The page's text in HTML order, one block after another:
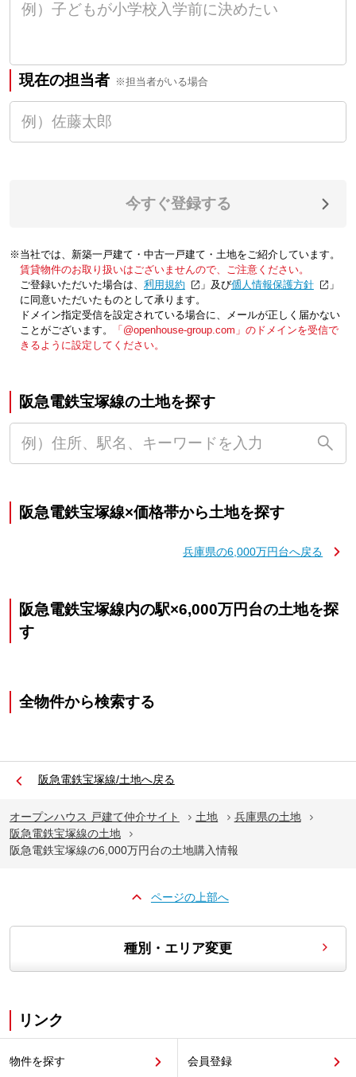
現在の担当者 ※担当者がいる場合
今すぐ登録する
※当社では、新築一戸建て・中古一戸建て・土地をご紹介しています。
賃貸物件のお取り扱いはございませんので、ご注意ください。
ご登録いただいた場合は、「利用規約 」及び「個人情報保護方針
」
に同意いただいたものとして承ります。
ドメイン指定受信を設定されている場合に、メールが正しく届かない
ことがございます。
「@openhouse-group.com」のドメインを受信で
きるように設定してください。
阪急電鉄宝塚線の土地を探す
阪急電鉄宝塚線×価格帯から土地を探す
兵庫県の6,000万円台へ戻る
阪急電鉄宝塚線内の駅×6,000万円台の土地を探
す
全物件から検索する
阪急電鉄宝塚線/土地へ戻る
オープンハウス 戸建て仲介サイト 土地
兵庫県の土地
阪急電鉄宝塚線の土地
阪急電鉄宝塚線の6,000万円台の土地購入情報
ページの上部へ
種別・エリア変更
リンク
物件を探す 会員登録